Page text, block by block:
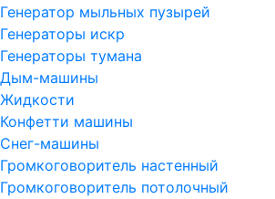
Генератор мыльных пузырей
Генераторы искр
Генераторы тумана
Дым-машины
Жидкости
Конфетти машины
Снег-машины
Громкоговоритель настенный
Громкоговоритель потолочный